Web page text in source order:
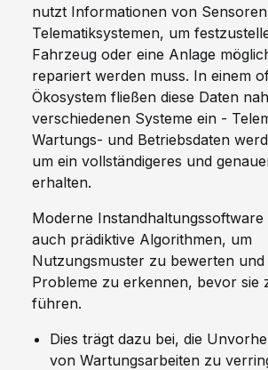
nutzt Informationen von
Telematiksystemen, um
Fahrzeug oder eine Anlage
repariert werden muss. In einem
Ökosystem fließen diese Daten
verschiedenen Systeme ein -
Wartungs- und Betriebsdaten
um ein vollständigeres und
erhalten.
Moderne
auch prädiktive Algorithmen, um
Nutzungsmuster zu bewerten und
Probleme zu erkennen, bevor sie
führen.
Dies trägt dazu bei, die
von Wartungsarbeiten zu